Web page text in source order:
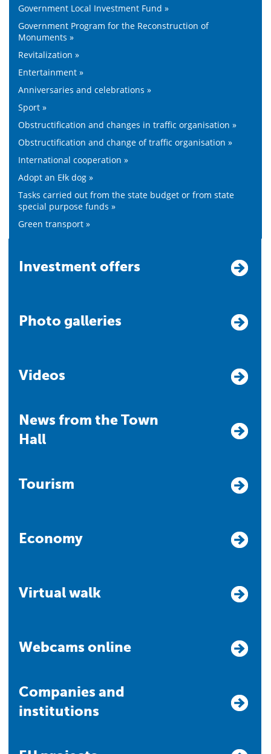
Government Local Investment Fund »
Government Program for the Reconstruction of
Monuments »
Revitalization »
Entertainment »
Anniversaries and celebrations »
Sport »
Obstructification and changes in traffic organisation »
Obstructification and change of traffic organisation »
International cooperation »
Adopt an Ełk dog »
Tasks carried out from the state budget or from state
special purpose funds »
Green transport »
Investment offers
Photo galleries
Videos
News from the Town
Hall
Tourism
Economy
Virtual walk
Webcams online
Companies and
institutions